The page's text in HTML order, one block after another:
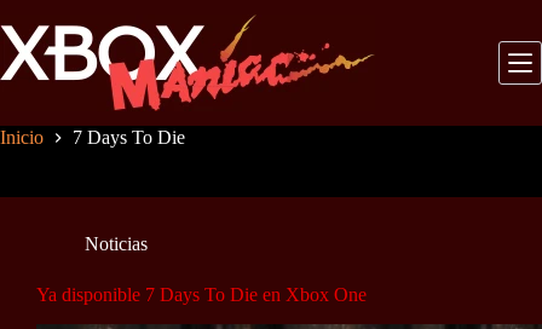
al
contenido
Inicio 7 Days To Die
Noticias
Ya disponible 7 Days To Die en Xbox One